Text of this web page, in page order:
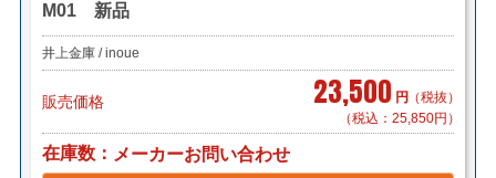
M01 新品
井上金庫 / inoue
販売価格 23,500 円 （税抜）
（税込：25,850円）
在庫数 メーカーお問い合わせ